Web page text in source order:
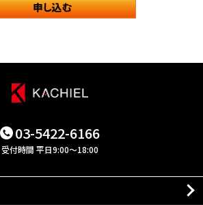
03-5422-6166
受付時間 平日9:00～18:00